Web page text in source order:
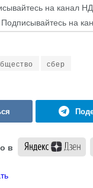
на канал
Подписывайтесь на
сбер
в